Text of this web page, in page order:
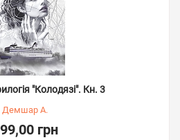
"Колодязі". Кн. 3
Демшар А.
грн